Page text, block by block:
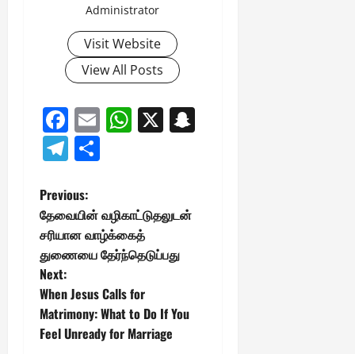
Administrator
Visit Website
View All Posts
Facebook
EmailWhatsApp
X
Telegram
P
o
s
t
n
Previous:
தேவையின் வழிகாட்டுதலுடன்
சரியான வாழ்க்கைத்
துணையை தேர்ந்தெடுப்பது
Next:
When Jesus Calls for
Matrimony: What to Do If You
Feel Unready for Marriage